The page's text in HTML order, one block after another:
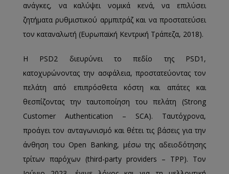
ανάγκες, να καλύψει νομικά κενά, να επιλύσει
ζητήματα ρυθμιστικού αρμπιτράζ και να προστατεύσει
τον καταναλωτή (Ευρωπαϊκή Κεντρική Τράπεζα, 2018).
Η PSD2 διευρύνει το πεδίο της PSD1,
κατοχυρώνοντας την ασφάλεια, προστατεύοντας τον
πελάτη από επιπρόσθετα κόστη και απάτες και
θεσπίζοντας την ταυτοποίηση του πελάτη (Strong
Customer Authentication – SCA). Ταυτόχρονα,
προάγει τον ανταγωνισμό και θέτει τις βάσεις για την
άνθηση του Open Banking, μέσω της αδειοδότησης
τρίτων παρόχων (third-party providers – TPP). Τον